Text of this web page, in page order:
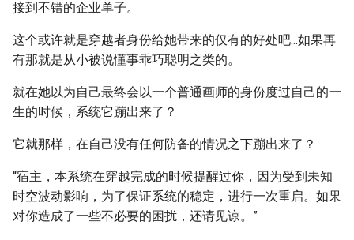
接到不错的企业单子。
这个或许就是穿越者身份给她带来的仅有的好处吧...如果再
有那就是从小被说懂事乖巧聪明之类的。
就在她以为自己最终会以一个普通画师的身份度过自己的一
生的时候，系统它蹦出来了？
它就那样，在自己没有任何防备的情况之下蹦出来了？
“宿主，本系统在穿越完成的时候提醒过你，因为受到未知
时空波动影响，为了保证系统的稳定，进行一次重启。如果
对你造成了一些不必要的困扰，还请见谅。”